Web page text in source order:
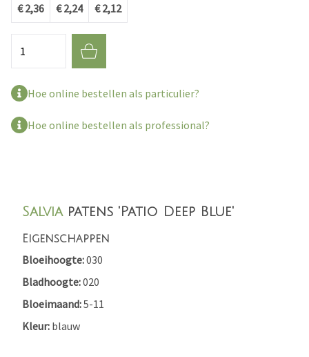
€ 2,36
€ 2,24
€ 2,12
Hoe online bestellen als particulier?
Hoe online bestellen als professional?
Salviapatens 'Patio Deep Blue'
Eigenschappen
Bloeihoogte 030
Bladhoogte 020
Bloeimaand 5-11
Kleur blauw